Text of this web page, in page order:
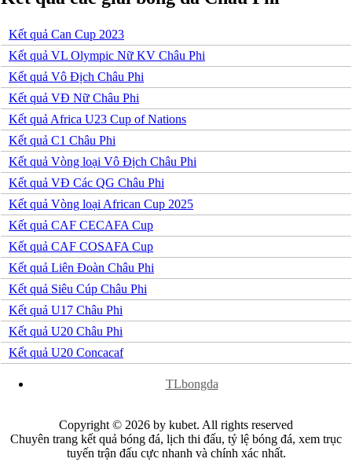
Luxembourg
Malta
Montenegro
Phần Lan
Rumany
Serbia
Slovakia
Séc
Síp
Thụy Điển
Áo
Australia
Trung Quốc
Campuchia
Hồng Kông
Indonesia
Kết quả Can Cup 2023
Kết quả VL Olympic Nữ KV Châu Phi
Kết quả Vô Địch Châu Phi
Kết quả VĐ Nữ Châu Phi
Kết quả Africa U23 Cup of Nations
Kết quả C1 Châu Phi
Kết quả Vòng loại Vô Địch Châu Phi
Kết quả VĐ Các QG Châu Phi
Kết quả Vòng loại African Cup 2025
Kết quả CAF CECAFA Cup
Kết quả CAF COSAFA Cup
Kết quả Liên Đoàn Châu Phi
Kết quả Siêu Cúp Châu Phi
Kết quả U17 Châu Phi
Kết quả U20 Châu Phi
Kết quả U20 Concacaf
TLbongda
Copyright © 2026 by kubet. All rights reserved
Chuyên trang kết quả bóng đá, lịch thi đấu, tỷ lệ bóng đá, xem trục
tuyến trận đấu cực nhanh và chính xác nhất.